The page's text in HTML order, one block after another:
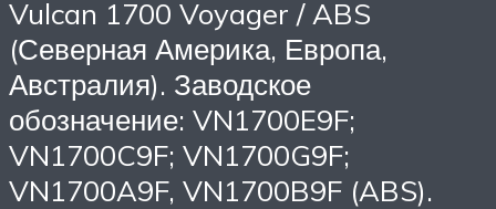
Vulcan 1700 Voyager / ABS
(Северная Америка, Европа,
Австралия). Заводское
обозначение: VN1700E9F;
VN1700C9F; VN1700G9F;
VN1700A9F, VN1700B9F (ABS).